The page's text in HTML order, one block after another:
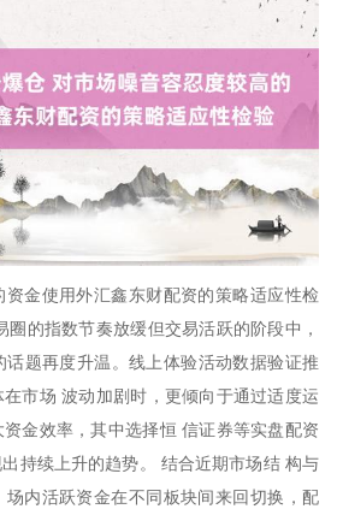
金使用外汇鑫东财配资的策略适应性检
的指数节奏放缓但交易活跃的阶段中，
话题再度升温。线上体验活动数据验证推
市场 波动加剧时，更倾向于通过适度运
金效率，其中选择恒 信证券等实盘配资
持续上升的趋势。 结合近期市场结 构与
场内活跃资金在不同板块间来回切换，配